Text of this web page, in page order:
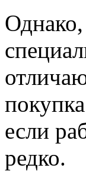
Однако,
если
редко.